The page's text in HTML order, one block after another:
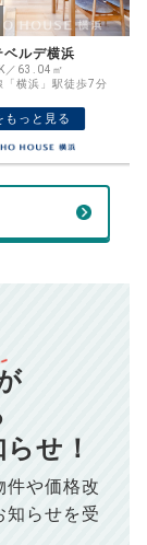
万円
結果
ています。
ります。
が変わらない設
証するものでは
る損害について
さい。
ます。一般的に
お金は
万円
残り金額を
し費用、住
りませんの
で計算して
ション三ツ沢公園
／54.57㎡
横浜」駅徒歩17分
もっと見る
せ！
件や価格改
知らせを受